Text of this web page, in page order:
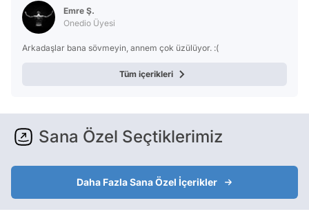
Emre Ş.
Onedio Üyesi
Arkadaşlar bana sövmeyin, annem çok üzülüyor. :(
Tüm içerikleri
Sana Özel Seçtiklerimiz
Daha Fazla Sana Özel İçerikler